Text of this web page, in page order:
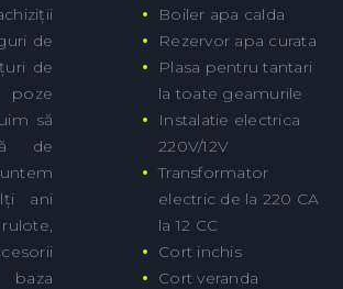
de
de
să
de
ani
Boiler apa calda
Rezervor apa curata
Plasa pentru tantari
la toate geamurile
Instalatie electrica
220V/12V
Transformator
electric de la 220 CA
la 12 CC
Cort inchis
Cort veranda